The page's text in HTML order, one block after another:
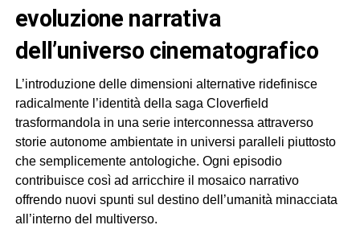
evoluzione narrativa
dell’universo cinematografico
L’introduzione delle dimensioni alternative ridefinisce
radicalmente l’identità della saga Cloverfield
trasformandola in una serie interconnessa attraverso
storie autonome ambientate in universi paralleli piuttosto
che semplicemente antologiche. Ogni episodio
contribuisce così ad arricchire il mosaico narrativo
offrendo nuovi spunti sul destino dell’umanità minacciata
all’interno del multiverso.